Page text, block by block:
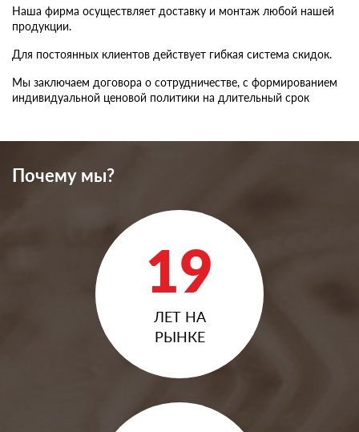
Наша фирма осуществляет доставку и монтаж любой нашей
продукции.
Для постоянных клиентов действует гибкая система скидок.
Мы заключаем договора о сотрудничестве, с формированием
индивидуальной ценовой политики на длительный срок
Почему мы?
19
ЛЕТ НА
РЫНКЕ